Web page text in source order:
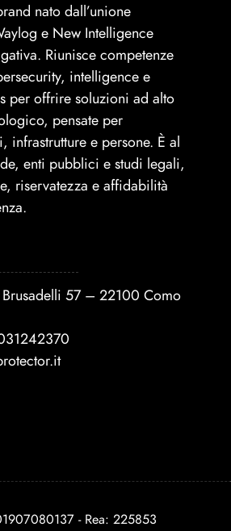
nato dall’unione
e New Intelligence
Riunisce competenze
intelligence e
per offrire soluzioni ad alto
pensate per
infrastrutture e persone. È al
enti pubblici e studi legali,
riservatezza e affidabilità
57 – 22100 Como
- Rea: 225853